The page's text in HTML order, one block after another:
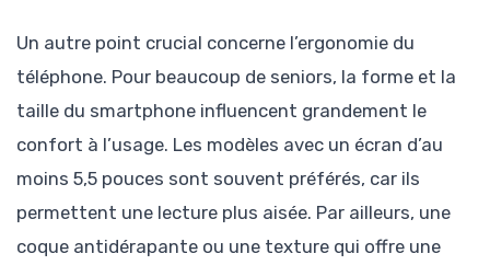
Un autre point crucial concerne l’ergonomie du
téléphone. Pour beaucoup de seniors, la forme et la
taille du smartphone influencent grandement le
confort à l’usage. Les modèles avec un écran d’au
moins 5,5 pouces sont souvent préférés, car ils
permettent une lecture plus aisée. Par ailleurs, une
coque antidérapante ou une texture qui offre une